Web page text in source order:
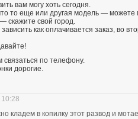
вам могу хоть сегодня.
то еще или другая модель —
скажите свой город.
как оплачивается заказ, во
связаться по телефону.
дорогие.
кладем в копилку этот развод и